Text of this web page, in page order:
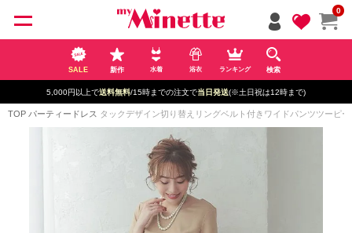
0
SALE 新作 水着 浴衣 ランキング 検索
5,000円以上で送料無料/15時までの注文で当日発送(※土日祝は12時まで)
TOP パーティードレス タックデザイン切り替えリングベルト付きワイドパンツツーピ
ペー
ジト
ップ